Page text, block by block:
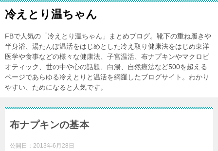
冷えとり温ちゃん
FBで人気の「冷えとり温ちゃん」まとめブログ。靴下の重ね履きや
半身浴、湯たんぽ温活をはじめとした冷え取り健康法をはじめ東洋
医学や食事などの様々な健康法、子宮温活、布ナプキンやマクロビ
オティック、世の中や心の話題、白湯、自然療法など500を超える
ページであらゆる冷えとりと温活を網羅したブログサイト。わかり
やすい、ためになると人気です。
布ナプキンの基本
公開日： 2013年6月28日